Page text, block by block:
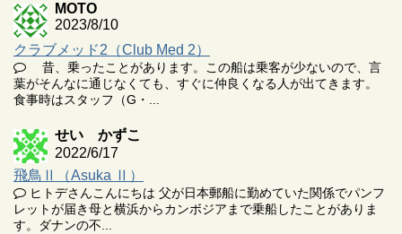
MOTO
2023/8/10
クラブメッド2（Club Med 2）
昔、乗ったことがあります。この船は乗客が少ないので、言
葉がそんなに通じなくても、すぐに仲良くなる人が出てきます。
食事時はスタッフ（G・...
せい かずこ
2022/6/17
飛鳥Ⅱ（Asuka Ⅱ）
ヒトデさんこんにちは 父が日本郵船に勤めていた関係でパンフ
レットが届き母と横浜からカンボジアまで乗船したことがありま
す。ダナンの不...